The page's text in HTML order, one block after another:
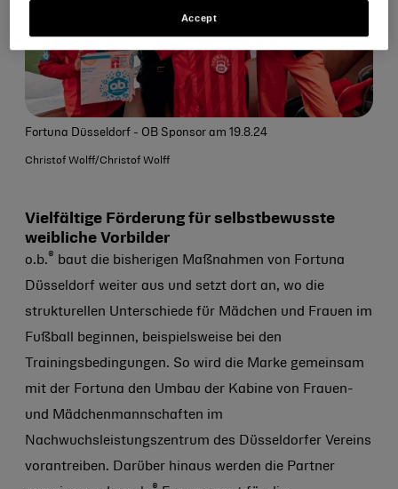
Fortuna Düsseldorf - OB Sponsor am 19.8.24
Christof Wolff/Christof Wolff
Vielfältige Förderung für selbstbewusste
weibliche Vorbilder
o.b. ® baut die bisherigen Maßnahmen von Fortuna
Düsseldorf weiter aus und setzt dort an, wo die
strukturellen Unterschiede für Mädchen und Frauen im
Fußball beginnen, beispielsweise bei den
Trainingsbedingungen. So wird die Marke gemeinsam
mit der Fortuna den Umbau der Kabine von Frauen-
und Mädchenmannschaften im
Nachwuchsleistungszentrum des Düsseldorfer Vereins
vorantreiben. Darüber hinaus werden die Partner
Accept